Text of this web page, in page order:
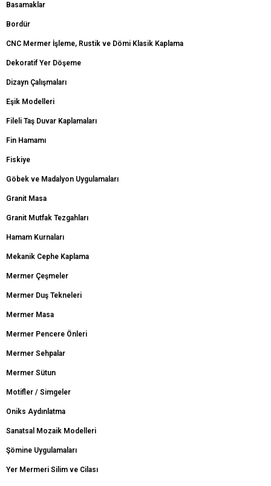
Basamaklar
Bordür
CNC Mermer İşleme, Rustik ve Dömi Klasik Kaplama
Dekoratif Yer Döşeme
Dizayn Çalışmaları
Eşik Modelleri
Fileli Taş Duvar Kaplamaları
Fin Hamamı
Fiskiye
Göbek ve Madalyon Uygulamaları
Granit Masa
Granit Mutfak Tezgahları
Hamam Kurnaları
Mekanik Cephe Kaplama
Mermer Çeşmeler
Mermer Duş Tekneleri
Mermer Masa
Mermer Pencere Önleri
Mermer Sehpalar
Mermer Sütun
Motifler / Simgeler
Oniks Aydınlatma
Sanatsal Mozaik Modelleri
Şömine Uygulamaları
Yer Mermeri Silim ve Cilası